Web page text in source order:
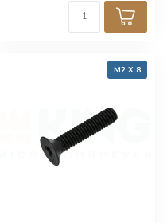
M2 X 8